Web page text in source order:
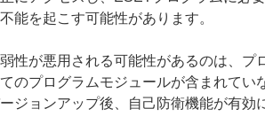
能を起こす可能性があります。
性が悪用される可能性があるのは、
のプログラムモジュールが含まれて
ジョンアップ後、自己防衛機能が有効